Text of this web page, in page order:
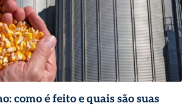
como é feito e quais são suas